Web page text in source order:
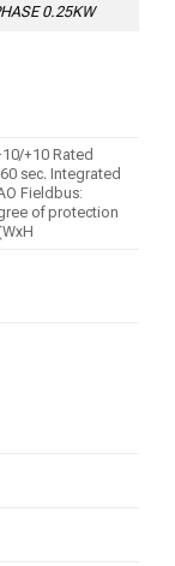
0.25KW
+10 Rated
sec. Integrated
Fieldbus:
of protection